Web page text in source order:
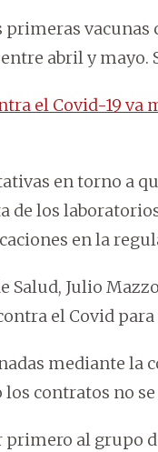
abril y mayo.
el Covid-19 va
en torno a
de los
en la
Salud, Julio
el Covid
mediante la
contratos no
al grupo